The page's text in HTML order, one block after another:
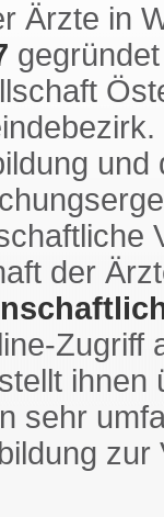
Ärzte in
der
sehr
zur